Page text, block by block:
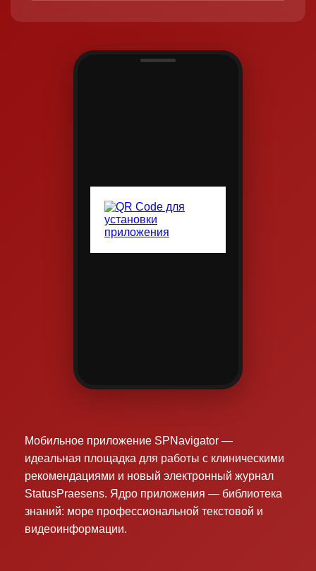
Мобильное приложение SPNavigator —
идеальная площадка для работы с клиническими
рекомендациями и новый электронный журнал
StatusPraesens. Ядро приложения — библиотека
знаний: море профессиональной текстовой и
видеоинформации.